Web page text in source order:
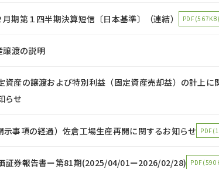
期第１四半期決算短信〔日本基準〕（連結） PDF(567KB)
譲渡の説明
資産の譲渡および特別利益（固定資産売却益）の計上に
らせ
示事項の経過）佐倉工場生産再開に関するお知らせ
証券報告書ー第81期(2025/04/01ー2026/02/28)